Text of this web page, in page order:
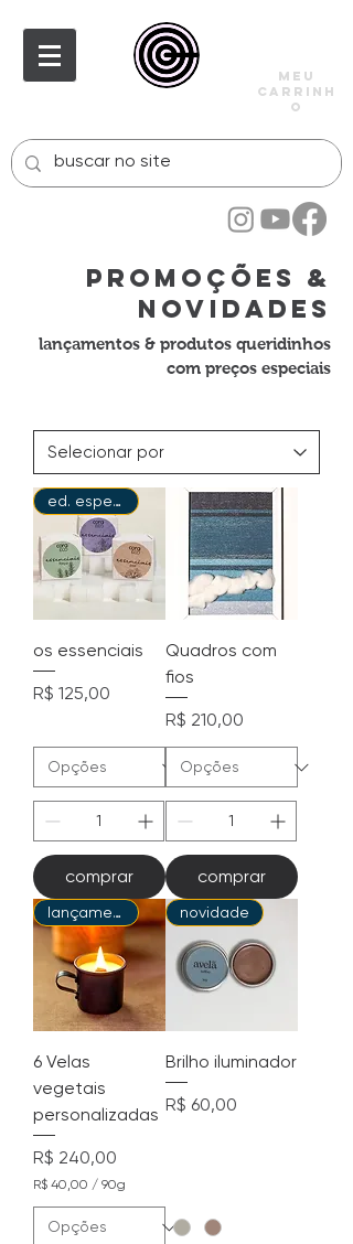
meu
carrinh
o
promoções &
novidades
lançamentos & produtos queridinhos
com preços especiais
ed. especial
os essenciais
Preço
R$ 125,00
comprar
Quadros com
fios
Preço
R$ 210,00
comprar
lançamento
6 Velas
vegetais
personalizadas
Preço
R$ 240,00
R$ 40,00 / 90g
novidade
Brilho iluminador
Preço
R$ 60,00